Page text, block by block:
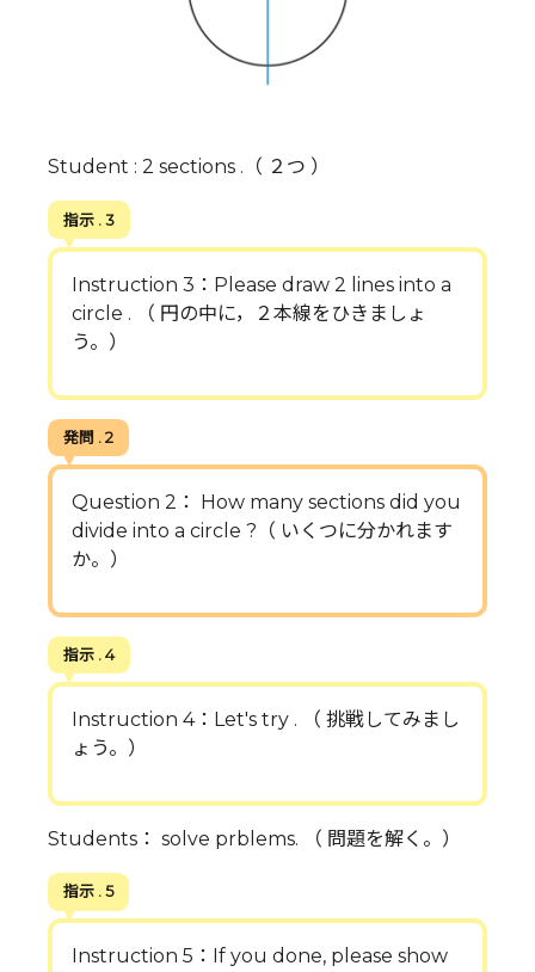
Student : 2 sections .（ ２つ ）
指示 . 3
Instruction 3：Please draw 2 lines into a
circle . （ 円の中に，２本線をひきましょ
う。）
発問 . 2
Question 2： How many sections did you
divide into a circle ?（ いくつに分かれます
か。）
指示 . 4
Instruction 4：Let's try . （ 挑戦してみまし
ょう。）
Students： solve prblems. （ 問題を解く。）
指示 . 5
Instruction 5：If you done, please show